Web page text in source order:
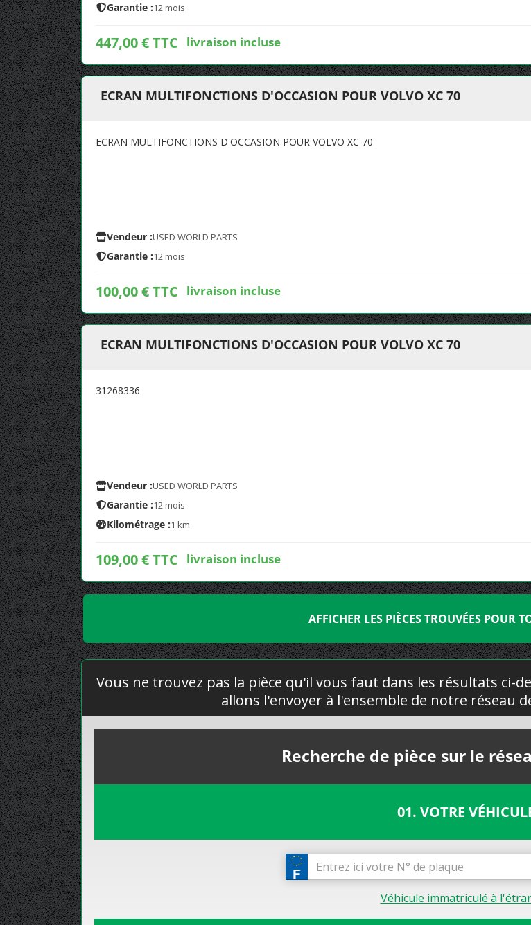
Garantie :12 mois
447,00 € TTC livraison incluse
ECRAN MULTIFONCTIONS D'OCCASION POUR VOLVO XC 70
ECRAN MULTIFONCTIONS D'OCCASION POUR VOLVO XC 70
Vendeur :USED WORLD PARTS
Garantie :12 mois
100,00 € TTC livraison incluse
ECRAN MULTIFONCTIONS D'OCCASION POUR VOLVO XC 70
31268336
Vendeur :USED WORLD PARTS
Garantie :12 mois
Kilométrage :1 km
109,00 € TTC livraison incluse
AFFICHER LES PIÈCES TROUVÉES POUR
Vous ne trouvez pas la pièce qu'il vous faut dans les résultats ci-
allons l'envoyer à l'ensemble de notre réseau
Recherche de pièce sur le
01. VOTRE
Véhicule immatriculé à